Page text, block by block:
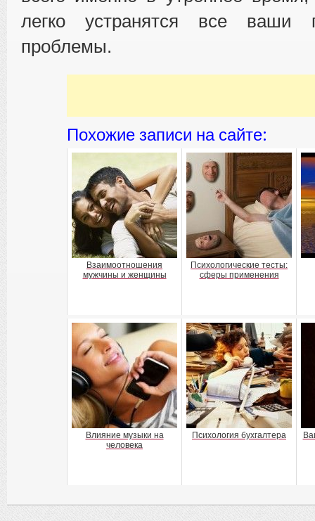
легко устранятся все ваши
проблемы.
Похожие записи на сайте:
Взаимоотношения
мужчины и женщины
Психологические тесты:
сферы применения
Влияние музыки на
человека
Психология бухгалтера